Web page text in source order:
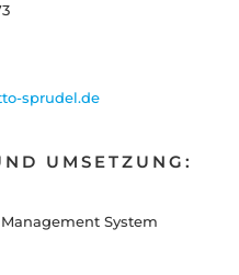
sprudel.de
UMSETZUNG:
System